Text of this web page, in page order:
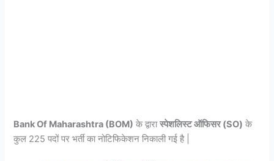
Bank Of Maharashtra (BOM) के द्वारास्पेशलिस्ट ऑफिसर (SO) के
कुल 225 पदों पर भर्ती का नोटिफिकेशन निकाली गई है |